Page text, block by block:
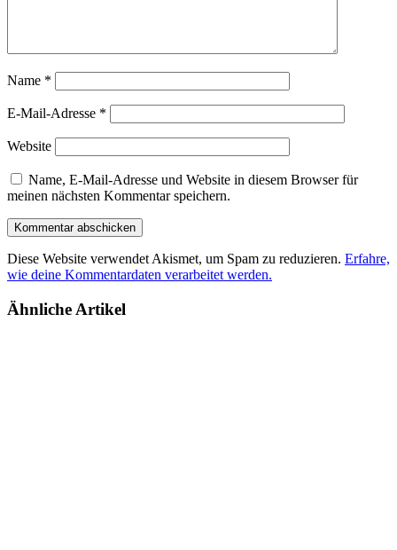
Name *
E-Mail-Adresse *
Website
Name, E-Mail-Adresse und Website in diesem Browser für
meinen nächsten Kommentar speichern.
Diese Website verwendet Akismet, um Spam zu reduzieren. Erfahre,
wie deine Kommentardaten verarbeitet werden.
Ähnliche Artikel